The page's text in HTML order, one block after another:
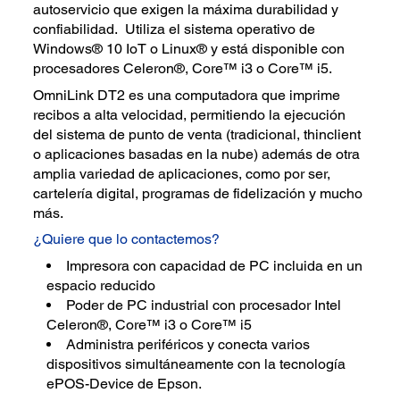
autoservicio que exigen la máxima durabilidad y
confiabilidad. Utiliza el sistema operativo de
Windows® 10 IoT o Linux® y está disponible con
procesadores Celeron®, Core™ i3 o Core™ i5.
OmniLink DT2 es una computadora que imprime
recibos a alta velocidad, permitiendo la ejecución
del sistema de punto de venta (tradicional, thinclient
o aplicaciones basadas en la nube) además de otra
amplia variedad de aplicaciones, como por ser,
cartelería digital, programas de fidelización y mucho
más.
¿Quiere que lo contactemos?
Impresora con capacidad de PC incluida en un
espacio reducido
Poder de PC industrial con procesador Intel
Celeron®, Core™ i3 o Core™ i5
Administra periféricos y conecta varios
dispositivos simultáneamente con la tecnología
ePOS-Device de Epson.